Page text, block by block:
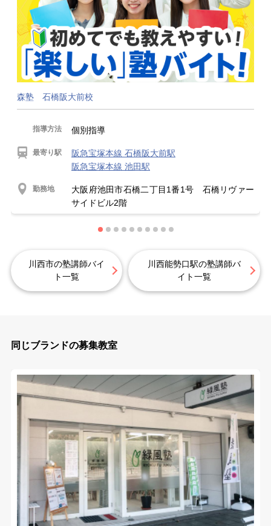
森塾 石橋阪大前校
指導方法 個別指導
最寄り駅
阪急宝塚本線 石橋阪大前駅
阪急宝塚本線 池田駅
勤務地
大阪府池田市石橋二丁目1番1号 石橋リヴァー
サイドビル2階
川西市の塾講師バイ
ト一覧
川西能勢口駅の塾講師バ
イト一覧
同じブランドの募集教室